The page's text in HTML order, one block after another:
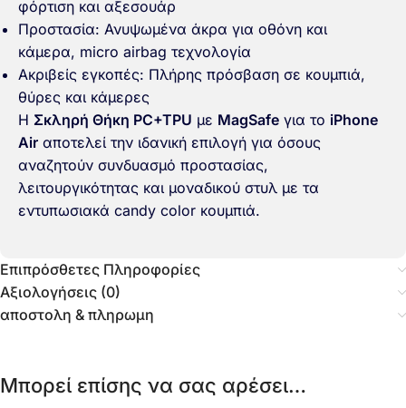
φόρτιση και αξεσουάρ
Προστασία: Ανυψωμένα άκρα για οθόνη και
κάμερα, micro airbag τεχνολογία
Ακριβείς εγκοπές: Πλήρης πρόσβαση σε κουμπιά,
θύρες και κάμερες
Η Σκληρή Θήκη PC+TPU με MagSafe για το iPhone
Air αποτελεί την ιδανική επιλογή για όσους
αναζητούν συνδυασμό προστασίας,
λειτουργικότητας και μοναδικού στυλ με τα
εντυπωσιακά candy color κουμπιά.
Επιπρόσθετες Πληροφορίες
Αξιολογήσεις (0)
αποστολη & πληρωμη
Μπορεί επίσης να σας αρέσει…